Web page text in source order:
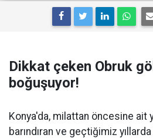
Dikkat çeken Obruk
boğuşuyor!
Konya'da, milattan öncesine ait
barındıran ve geçtiğimiz